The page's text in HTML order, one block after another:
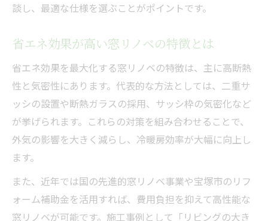
談し、最適な仕様を選ぶことがポイントです。
省エネ効果が高い窓リノベの特徴とは
省エネ効果を最大化する窓リノベの特徴は、主に高断熱
性と気密性にあります。代表的な方法としては、二重サ
ッシの設置や断熱ガラスの採用、サッシ枠の気密化など
が挙げられます。これらの対策を組み合わせることで、
外気の影響を大きく減らし、冷暖房効率が大幅に向上し
ます。
また、近年では国の先進的窓リノベ事業や宝塚市のリフ
ォーム補助金を活用すれば、費用負担を抑えて高性能な
窓リノベが可能です。施工事例として「リビングの大き